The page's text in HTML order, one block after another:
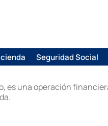
Seguridad Social
es una operación